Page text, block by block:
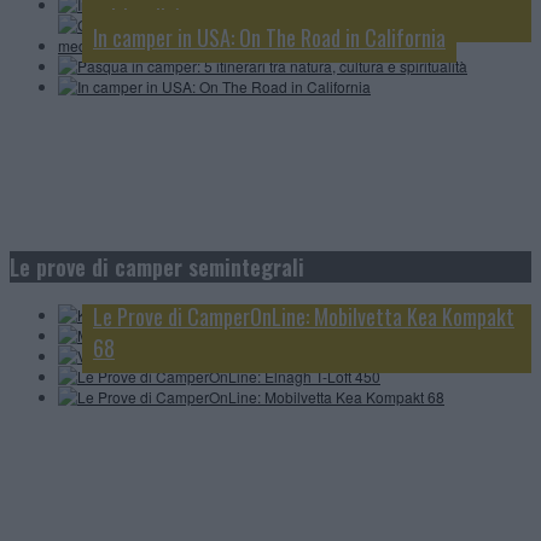
spiritualità
In camper in USA: On The Road in California
Le prove di camper semintegrali
4 minuti
MobilvettaKea Kompakt 68, scopriamolo in 4 minuti
Video CamperOnTest: Atlantis Carbon 695
Le Prove di CamperOnLine: Elnagh T-Loft 450
Le Prove di CamperOnLine: Mobilvetta Kea Kompakt
68